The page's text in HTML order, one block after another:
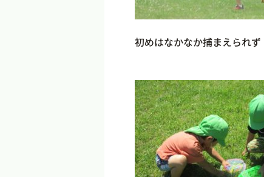
初めはなかなか捕まえられ